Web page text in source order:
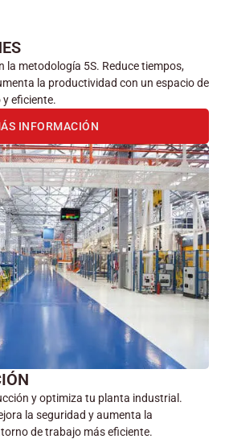
la metodología 5S. Reduce tiempos,
la productividad con un espacio de
eficiente.
INFORMACIÓN
y optimiza tu planta industrial.
la seguridad y aumenta la
de trabajo más eficiente.